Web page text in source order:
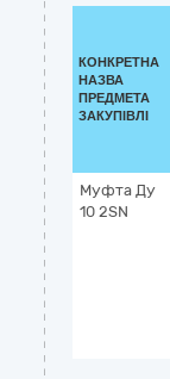
КОНКРЕТНА
НАЗВА
ПРЕДМЕТА
ЗАКУПІВЛІ
Муфта Ду
10 2SN